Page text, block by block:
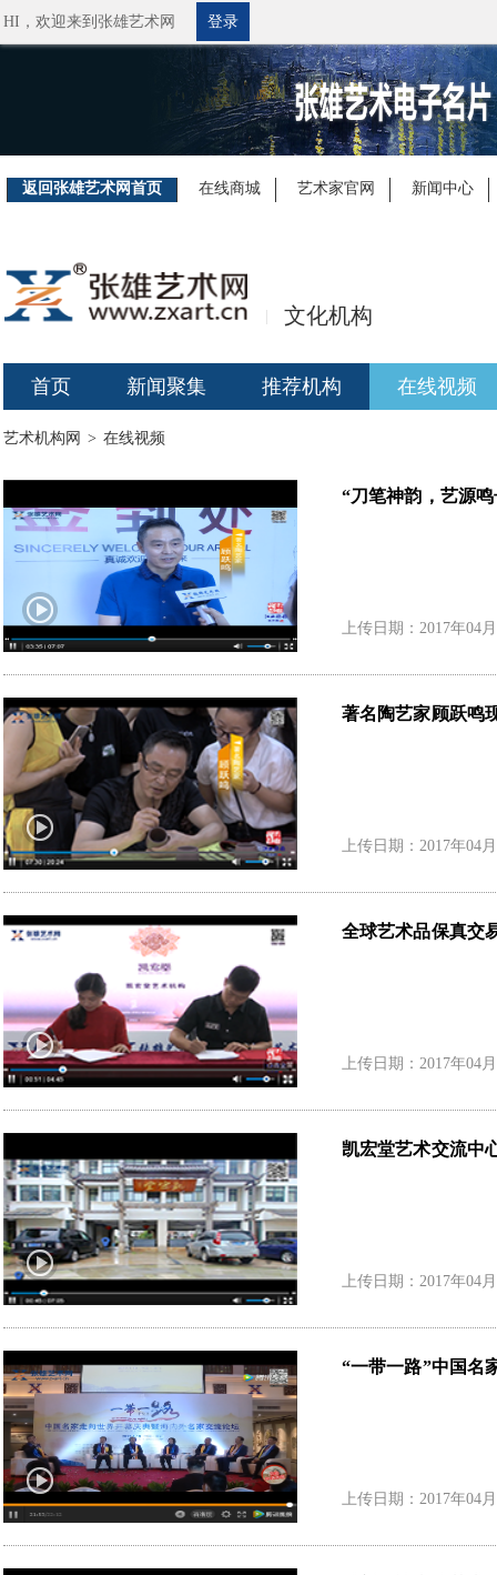
HI， 欢迎来到张雄艺术网 登录
返回张雄艺术网首页 在线商城 艺术家官网 新闻中心
文化机构
首页 新闻聚集 推荐机构 在线视频
艺术机构网 > 在线视频
“刀笔神韵，艺源
上传日期：2017年04
著名陶艺家顾跃鸣
上传日期：2017年04
全球艺术品保真交
上传日期：2017年04
凯宏堂艺术交流中
上传日期：2017年04
“一带一路”中国名
上传日期：2017年04